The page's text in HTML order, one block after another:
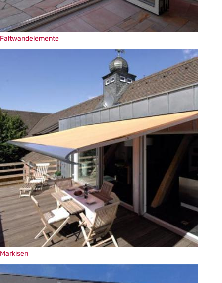
Faltwandelemente
Markisen